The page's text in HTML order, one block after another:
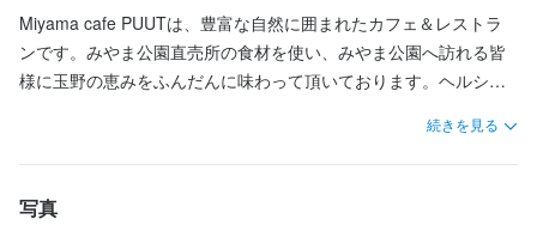
Miyama cafe PUUTは、豊富な自然に囲まれたカフェ＆レストラ
ンです。みやま公園直売所の食材を使い、みやま公園へ訪れる皆
様に玉野の恵みをふんだんに味わって頂いております。ヘルシー
ご提供しております。私たちと一緒に玉野、岡山の魅力を発信し
て下さる方をただいま募集中です！
続きを見る
写真
休日・休暇
1か月ごとのシフト制
待遇